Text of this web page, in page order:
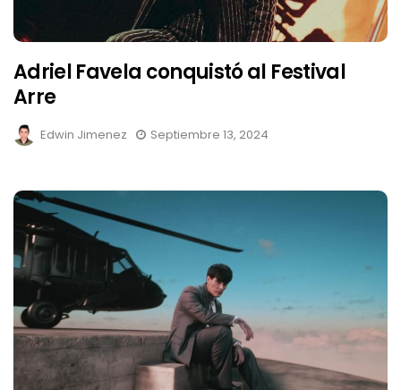
Adriel Favela conquistó al Festival
Arre
Edwin Jimenez Septiembre 13, 2024